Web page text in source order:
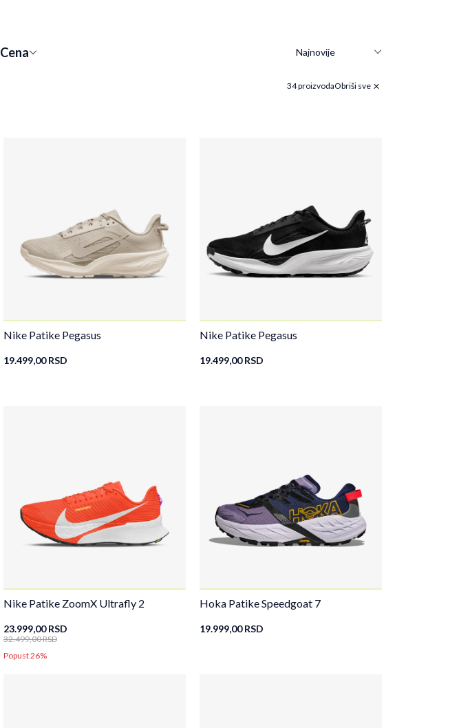
Cena
34 proizvodaObriši sve
Nike Patike Pegasus
19.499,00 RSD
Nike Patike Pegasus
19.499,00 RSD
Nike Patike ZoomX Ultrafly 2
23.999,00 RSD
32.499,00RSD
Popust 26%
Hoka Patike Speedgoat 7
19.999,00 RSD